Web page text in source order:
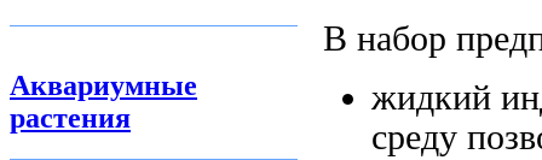
Аквариумные
растения
В набор
жидкий
среду